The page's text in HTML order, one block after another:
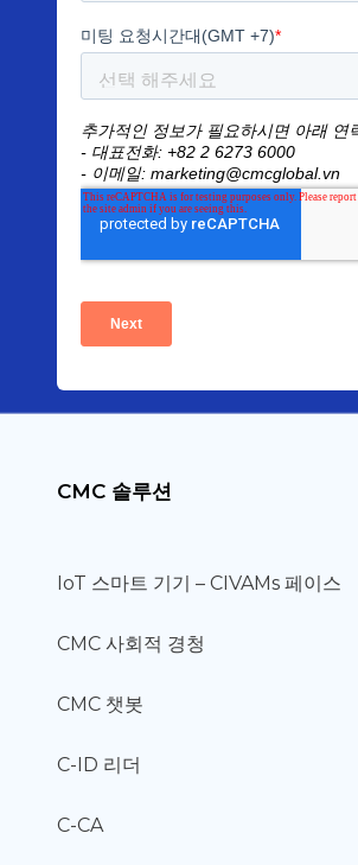
CMC 솔루션
IoT 스마트 기기 – CIVAMs 페이스
CMC 사회적 경청
CMC 챗봇
C-ID 리더
C-CA